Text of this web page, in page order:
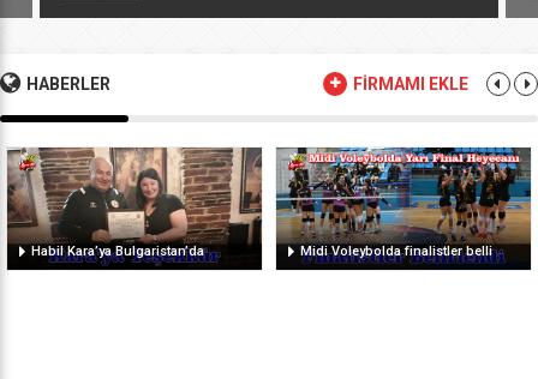
Federasyonu Başkanı, Avrupa ve Dünya
Şampiyonu, olimpiyat ikincisi Stanka Zlateva
HABERLER FİRMAMI EKLE
Habil Kara’ya Bulgaristan’da Midi Voleybolda finalistler belli